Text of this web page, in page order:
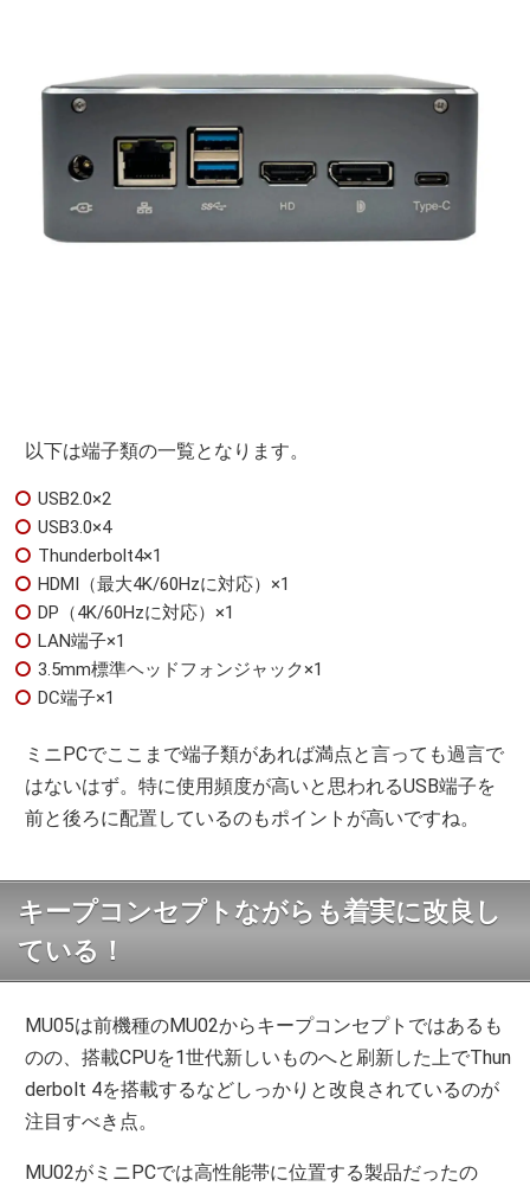
以下は端子類の一覧となります。
USB2.0×2
USB3.0×4
Thunderbolt4×1
HDMI（最大4K/60Hzに対応）×1
DP（4K/60Hzに対応）×1
LAN端子×1
3.5mm標準ヘッドフォンジャック×1
DC端子×1
ミニPCでここまで端子類があれば満点と言っても過言で
はないはず。特に使用頻度が高いと思われるUSB端子を
前と後ろに配置しているのもポイントが高いですね。
キープコンセプトながらも着実に改良し
ている！
MU05は前機種のMU02からキープコンセプトではあるも
のの、搭載CPUを1世代新しいものへと刷新した上でThun
derbolt 4を搭載するなどしっかりと改良されているのが
注目すべき点。
MU02がミニPCでは高性能帯に位置する製品だったの